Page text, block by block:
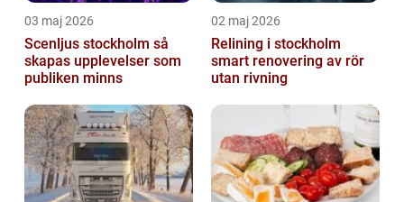
03 maj 2026
Scenljus stockholm så
skapas upplevelser som
publiken minns
02 maj 2026
Relining i stockholm
smart renovering av rör
utan rivning